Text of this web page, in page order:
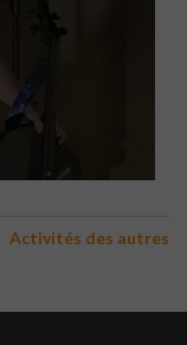
Activités des autres